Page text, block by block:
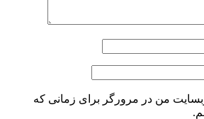
من در مرورگر برای زمانی که